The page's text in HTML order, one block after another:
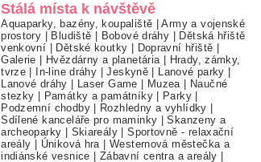
Stálá místa k návštěvě
Aquaparky, bazény, koupaliště |Army a vojenské
prostory
Bludiště Bobové dráhy
Dětská hřiště
venkovní
Dětské koutky Dopravní hřiště
Galerie
Hvězdárny a planetária|
Hrady, zámky,
tvrze
In-line dráhy |Jeskyně Lanové parky
Lanové dráhy
Laser Game Muzea|
Naučné
stezky
Památky a památníky| Parky
Podzemní chodby| Rozhledny a vyhlídky
Sdílené kanceláře pro maminky |Skanzeny a
archeoparky
Skiareály |Sportovně - relaxační
areály
Úniková hra|Westernová městečka a
indiánské vesnice
Zábavní centra a areály